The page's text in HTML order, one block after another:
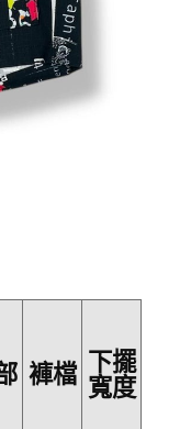
褲檔 下擺
寬度